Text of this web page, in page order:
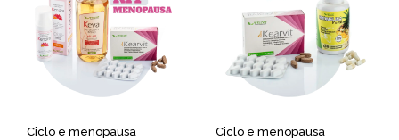
Ciclo e menopausa Ciclo e menopausa